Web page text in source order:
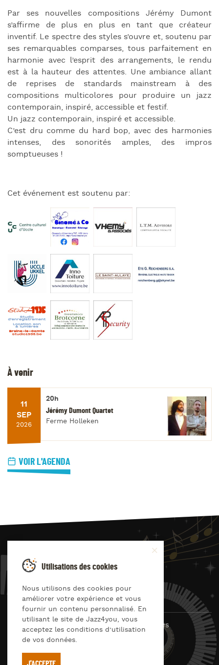
Par ses nouvelles compositions Jérémy Dumont
s’affirme de plus en plus en tant que créateur
inventif. Le spectre des styles s’ouvre et, soutenu par
ses remarquables comparses, tous parfaitement en
harmonie avec l’esprit des arrangements, le rendu
est à la hauteur des attentes. Une ambiance allant
de reprises de standards mainstream à des
compositions multicolores pour produire un jazz
contemporain, inspiré, accessible et festif.
Un jazz contemporain, inspiré et accessible.
C’est dru comme du hard bop, avec des harmonies
intenses, des sonorités amples, des impros
somptueuses !
Cet événement est soutenu par:
À venir
11
SEP
2026
20h
Jérémy Dumont Quartet
Ferme Holleken
VOIR L'AGENDA
JAZZ4
© Jazz4you 2019 – 2026 Tous droits réservés
Déclaration de confidentialité
RGPD & consentement
Utilisations des cookies
Nous utilisons des cookies pour
améliorer votre expérience et vous
fournir un contenu personnalisé. En
utilisant le site de Jazz4you, vous
acceptez les conditions d’utilisation
de vos données.